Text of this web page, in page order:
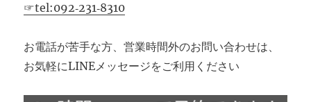
☞tel:092‐231‐8310
お電話が苦手な方、営業時間外のお問い合わせは、
お気軽にLINEメッセージをご利用ください